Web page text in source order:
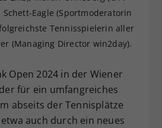
Eagle (Sportmoderatorin
Tennisspielerin aller
(Managing Director win2day).
Open 2024 in der Wiener
für ein umfangreiches
abseits der Tennisplätze
auch durch ein neues
Wert speichert Ihre Consent-
Unter anderem eine
generierte ID, für die
Betreiber dies eingestellt